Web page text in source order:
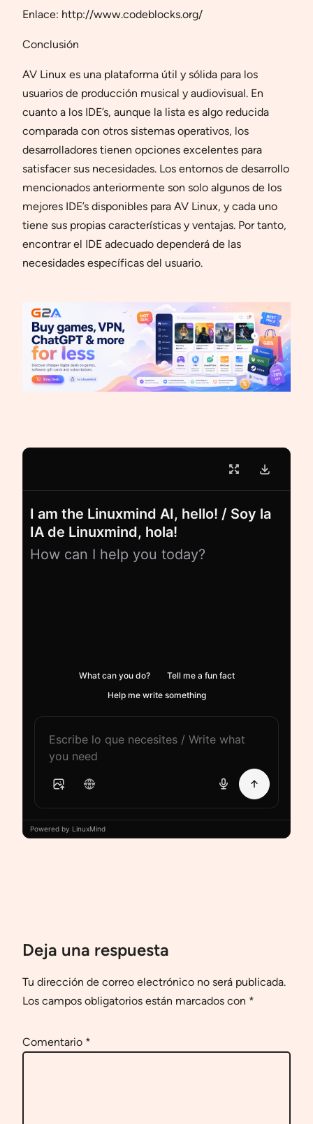
Enlace: http://www.codeblocks.org/
Conclusión
AV Linux es una plataforma útil y sólida para los
usuarios de producción musical y audiovisual. En
cuanto a los IDE’s, aunque la lista es algo reducida
comparada con otros sistemas operativos, los
desarrolladores tienen opciones excelentes para
satisfacer sus necesidades. Los entornos de desarrollo
mencionados anteriormente son solo algunos de los
mejores IDE’s disponibles para AV Linux, y cada uno
tiene sus propias características y ventajas. Por tanto,
encontrar el IDE adecuado dependerá de las
necesidades específicas del usuario.
I am the Linuxmind AI, hello! / Soy la
IA de Linuxmind, hola!
How can I help you today?
What can you do?
Tell me a fun fact
Help me write something
Powered by LinuxMind
Deja una respuesta
Tu dirección de correo electrónico no será publicada.
Los campos obligatorios están marcados con *
Comentario *